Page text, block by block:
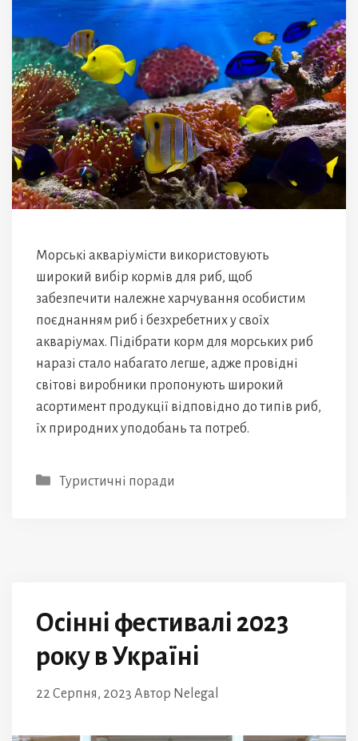
Морські акваріумісти використовують
широкий вибір кормів для риб, щоб
забезпечити належне харчування особистим
поєднанням риб і безхребетних у своїх
акваріумах. Підібрати корм для морських риб
наразі стало набагато легше, адже провідні
світові виробники пропонують широкий
асортимент продукції відповідно до типів риб,
їх природних уподобань та потреб.
Категорії
Туристичні поради
Осінні фестивалі 2023
року в Україні
22 Серпня, 2023 Автор Nelegal